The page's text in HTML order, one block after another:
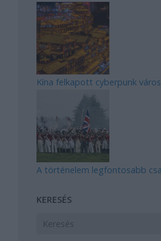
Kína felkapott cyberpunk
A történelem legfontosabb
KERESÉS